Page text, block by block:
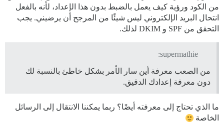
من الكود ورؤية كيف يعمل بالضبط بدون هذا الإعداد، لأنه بالفعل
انتحال البريد الإلكتروني ليس شيئًا من المرجح أن يرضيني. يجب
التحقق من SPF و DKIM لذلك.
supermathie:
من الصعب معرفة أين سار الأمر بشكل خاطئ بالنسبة لك
دون معرفة إعدادك الدقيق.
ما الذي تحتاج إلى معرفته أيضًا؟ ربما يمكننا الانتقال إلى الرسائل
الخاصة